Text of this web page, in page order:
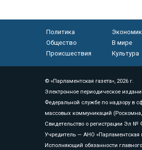
Политика
Общество
В мире
Происшествия
Культура
© «Парламентская газета», 2026 г.
Электронное периодическое
Федеральной службе по надзору в
массовых коммуникаций
Свидетельство о регистрации Эл №
Учредитель — АНО «Парламентская
Исполняющий обязанности